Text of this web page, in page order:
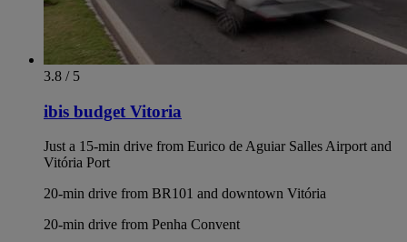
3.8 / 5
ibis budget Vitoria
Just a 15-min drive from Eurico de Aguiar Salles Airport and
Vitória Port
20-min drive from BR101 and downtown Vitória
20-min drive from Penha Convent